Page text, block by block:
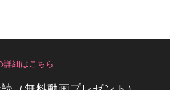
詳細はこちら